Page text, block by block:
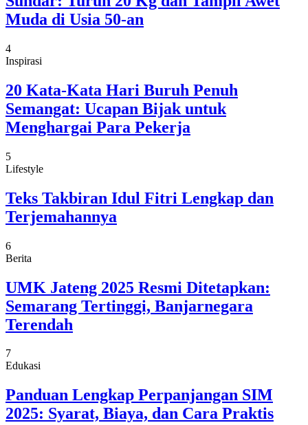
Muda di Usia 50-an
4
Inspirasi
20 Kata-Kata Hari Buruh Penuh
Semangat: Ucapan Bijak untuk
Menghargai Para Pekerja
5
Lifestyle
Teks Takbiran Idul Fitri Lengkap dan
Terjemahannya
6
Berita
UMK Jateng 2025 Resmi Ditetapkan:
Semarang Tertinggi, Banjarnegara
Terendah
7
Edukasi
Panduan Lengkap Perpanjangan SIM
2025: Syarat, Biaya, dan Cara Praktis